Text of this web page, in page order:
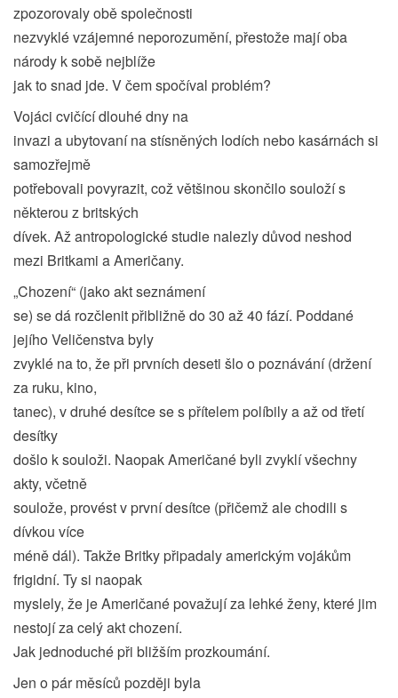
zpozorovaly obě společnosti
nezvyklé vzájemné neporozumění, přestože mají oba
národy k sobě nejblíže
jak to snad jde. V čem spočíval problém?
Vojáci cvičící dlouhé dny na
invazi a ubytovaní na stísněných lodích nebo kasárnách si
samozřejmě
potřebovali povyrazit, což většinou skončilo souloží s
některou z britských
dívek. Až antropologické studie nalezly důvod neshod
mezi Britkami a Američany.
„Chození“ (jako akt seznámení
se) se dá rozčlenit přibližně do 30 až 40 fází. Poddané
jejího Veličenstva byly
zvyklé na to, že při prvních deseti šlo o poznávání (držení
za ruku, kino,
tanec), v druhé desítce se s přítelem políbily a až od třetí
desítky
došlo k souloži. Naopak Američané byli zvyklí všechny
akty, včetně
soulože, provést v první desítce (přičemž ale chodili s
dívkou více
méně dál). Takže Britky připadaly americkým vojákům
frigidní. Ty si naopak
myslely, že je Američané považují za lehké ženy, které jim
nestojí za celý akt chození.
Jak jednoduché při bližším prozkoumání.
Jen o pár měsíců později byla